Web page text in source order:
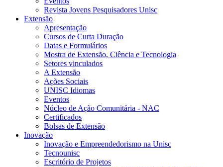
Revista Jovens Pesquisadores Unisc
Extensão
Apresentação
Cursos de Curta Duração
Datas e Formulários
Mostra de Extensão, Ciência e Tecnologia
Setores vinculados
A Extensão
Ações Sociais
UNISC Idiomas
Eventos
Núcleo de Ação Comunitária - NAC
Certificados
Bolsas de Extensão
Inovação
Inovação e Empreendedorismo na Unisc
Tecnounisc
Escritório de Projetos